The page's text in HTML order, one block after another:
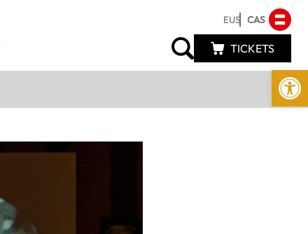
Abrir
EUS CAS
TICKETS